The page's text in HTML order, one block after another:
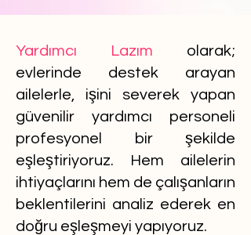
Yardımcı Lazım olarak;
evlerinde destek arayan
ailelerle, işini severek yapan
güvenilir yardımcı personeli
profesyonel bir şekilde
eşleştiriyoruz. Hem ailelerin
ihtiyaçlarını hem de çalışanların
beklentilerini analiz ederek en
doğru eşleşmeyi yapıyoruz.